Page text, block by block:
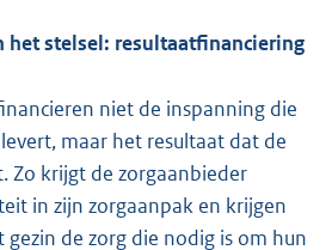
het stelsel: resultaatfinanciering
niet de inspanning die
maar het resultaat dat de
Zo krijgt de zorgaanbieder
in zijn zorgaanpak en krijgen
gezin de zorg die nodig is om hun